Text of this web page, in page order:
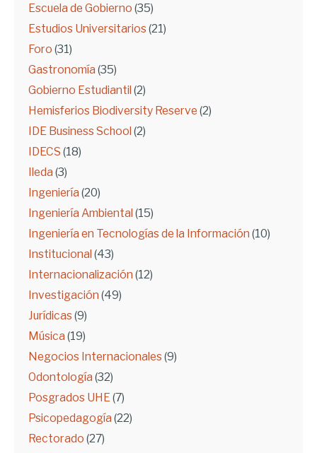
Escuela de Gobierno (35)
Estudios Universitarios (21)
Foro (31)
Gastronomía (35)
Gobierno Estudiantil (2)
Hemisferios Biodiversity Reserve (2)
IDE Business School (2)
IDECS (18)
Ileda (3)
Ingeniería (20)
Ingeniería Ambiental (15)
Ingeniería en Tecnologías de la Información (10)
Institucional (43)
Internacionalización (12)
Investigación (49)
Jurídicas (9)
Música (19)
Negocios Internacionales (9)
Odontología (32)
Posgrados UHE(7)
Psicopedagogía (22)
Rectorado (27)